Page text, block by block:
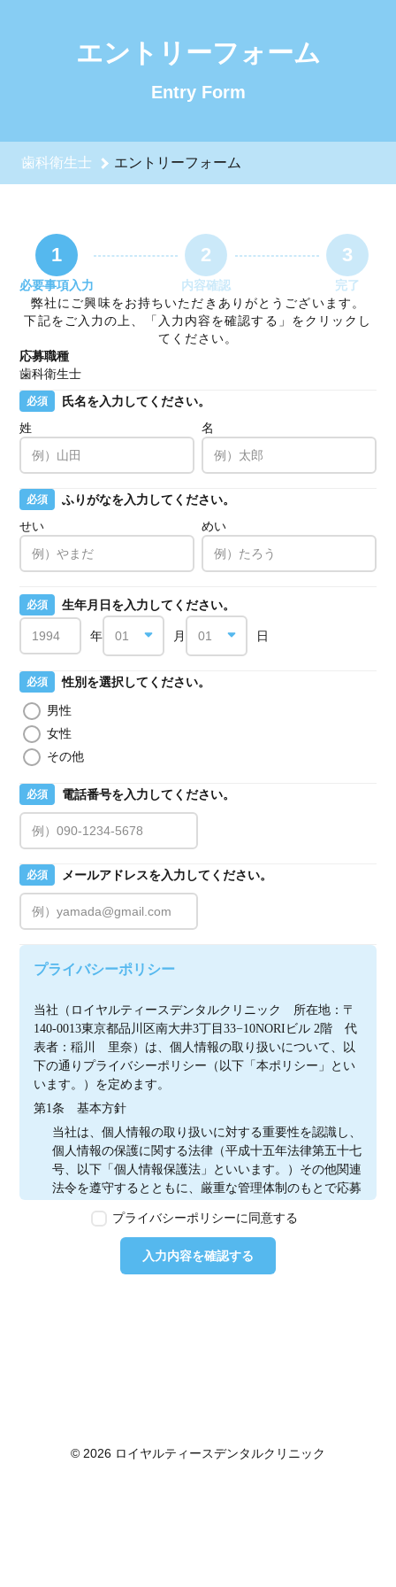
エントリーフォーム
Entry Form
歯科衛生士 エントリーフォーム
1
必要事項入力
2
内容確認
3
完了
弊社にご興味をお持ちいただきありがとうございます。
下記をご入力の上、「入力内容を確認する」をクリックし
てください。
応募職種
歯科衛生士
必須
氏名を入力してください。
姓
名
必須
ふりがなを入力してください。
せい
めい
必須 生年月日を入力してください。
年 月 日
必須
性別を選択してください。
男性
女性
その他
必須 電話番号を入力してください。
必須 メールアドレスを入力してください。
プライバシーポリシー
当社（ロイヤルティースデンタルクリニック　所在地：〒
140-0013東京都品川区南大井3丁目33−10NORIビル 2階　代
表者：稲川　里奈）は、個人情報の取り扱いについて、以
下の通りプライバシーポリシー（以下「本ポリシー」とい
います。）を定めます。
第1条　基本方針
当社は、個人情報の取り扱いに対する重要性を認識し、
個人情報の保護に関する法律（平成十五年法律第五十七
号、以下「個人情報保護法」といいます。）その他関連
法令を遵守するとともに、厳重な管理体制のもとで応募
本ウェブサイトで取得する個人情報に限り適用されるも
のとします。
第2条　個人情報の定義
情報取扱事業者が、開示、内容の訂正、追加又は削除、
プライバシーポリシーに同意する
入力内容を確認する
© 2026 ロイヤルティースデンタルクリニック